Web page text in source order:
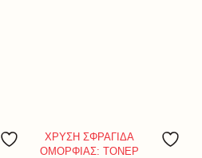
ΧΡΥΣΗ ΣΦΡΑΓΙΔΑ
ΟΜΟΡΦΙΑΣ: ΤΟΝΕΡ